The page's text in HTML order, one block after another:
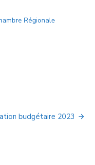
Régionale
budgétaire 2023